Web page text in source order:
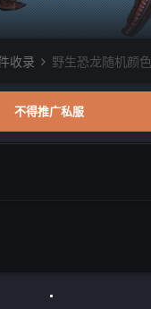
收录 野生恐龙随机颜色
不得推广私服